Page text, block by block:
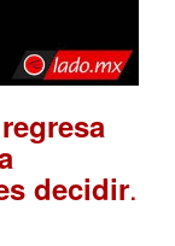
decidir.